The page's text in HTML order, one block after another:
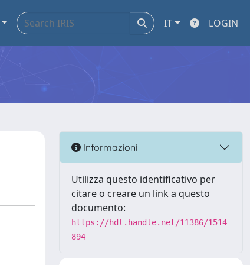
IT LOGIN
Informazioni
Utilizza questo identificativo per
citare o creare un link a questo
documento:
https://hdl.handle.net/11386/1514
894